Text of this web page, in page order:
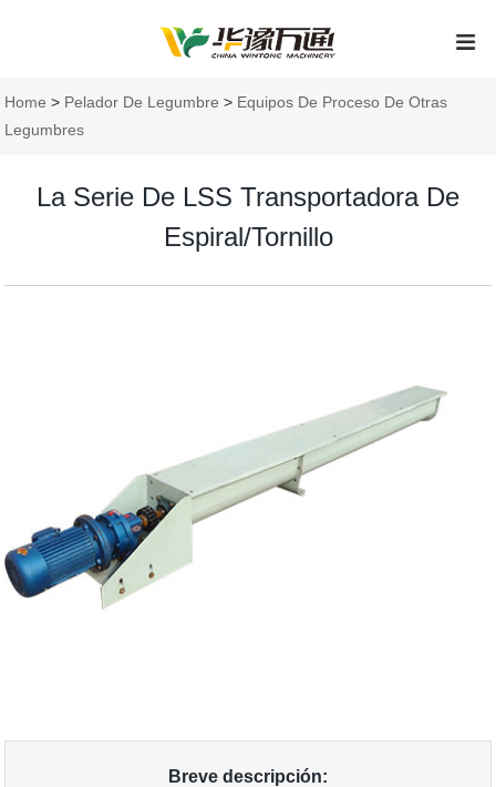
Home > Pelador De Legumbre > Equipos De Proceso De Otras
Legumbres
La Serie De LSS Transportadora De
Espiral/tornillo
Breve descripción: